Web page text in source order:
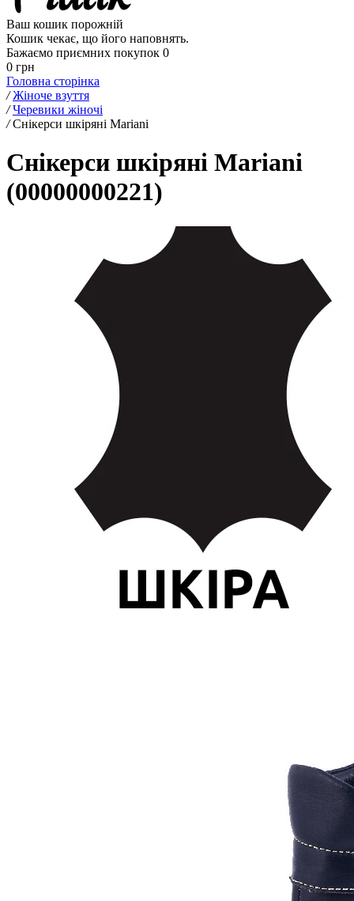
Ваш кошик порожній
Кошик чекає, що його наповнять.
Бажаємо приємних покупок 0
0 грн
Головна сторінка
/ Жіноче взуття
/ Черевики жіночі
/ Снікерси шкіряні Mariani
Снікерси шкіряні Mariani
(00000000221)